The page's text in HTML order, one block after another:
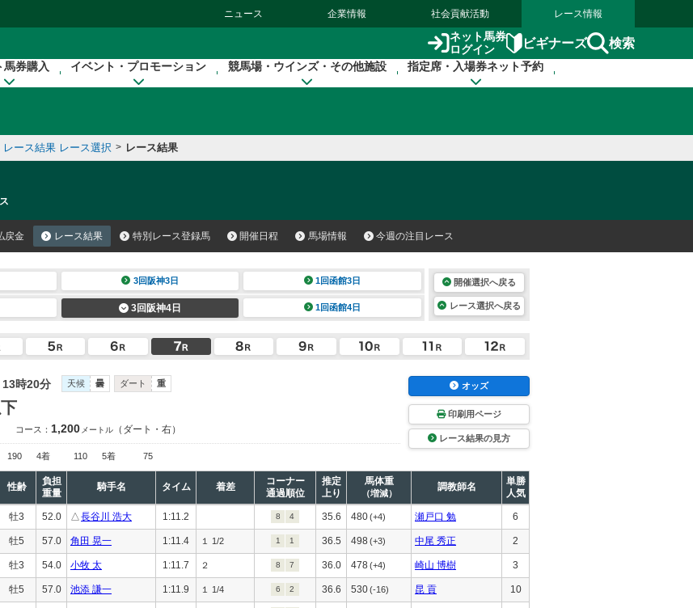
ニュース 企業情報 社会貢献活動 レース情報
ネット馬券
ログイン
ビギナーズ 検索
馬券購入 イベント・プロモーション 競馬場・ウインズ・その他施設 指定席・入場券ネット予約
レース結果 レース選択 > レース結果
戻金 レース結果 特別レース登録馬 開催日程 馬場情報 今週の注目レース
3回阪神3日 1回函館3日
3回阪神4日 1回函館4日
開催選択へ戻る
レース選択へ戻る
13時20分 天候 曇 ダート 重
コース： 1,200 メートル （ダート・右）
190 4着 110 5着 75
オッズ
印刷用ページ
レース結果の見方
性齢
負担
重量
騎手名 タイム 着差
コーナー
通過順位
推定
上り
馬体重
（増減）
調教師名
単勝
人気
牡3 52.0 △長谷川 浩大 1:11.2 8 4 35.6 480(+4) 瀬戸口 勉 6
牡5 57.0 角田 晃一 1:11.4 １ 1/2 1 1 36.5 498 (+3) 中尾 秀正 2
牡3 54.0 小牧 太 1:11.7 ２ 8 7 36.0 478(+4) 崎山 博樹 3
牡5 57.0 池添 謙一 1:11.9 １ 1/4 6 2 36.6 530(-16) 昆 貢 10